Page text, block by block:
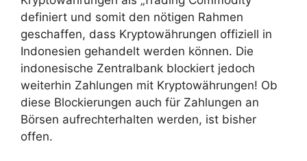
definiert und somit den nötigen Rahmen
geschaffen, dass Kryptowährungen offiziell in
Indonesien gehandelt werden können. Die
indonesische Zentralbank blockiert jedoch
weiterhin Zahlungen mit Kryptowährungen! Ob
diese Blockierungen auch für Zahlungen an
Börsen aufrechterhalten werden, ist bisher
offen.